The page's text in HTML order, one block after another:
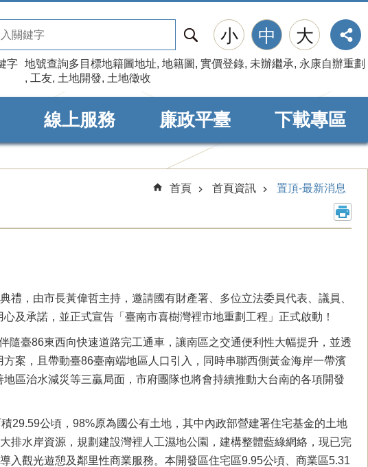
尋
字 地號查詢多目標地籍圖地址 地籍圖 實價登錄 未辦繼承 永康自辦重劃
工友 土地開發 土地徵收
小 中 大
線上服務 廉政平臺 下載專區
首頁
首頁資訊 置頂-最新消息
，由市長黃偉哲主持，邀請國有財產署、多位立法委員代表、議員、
及承諾，並正式宣告「臺南市喜樹灣裡市地重劃工程」正式啟動！
臺86東西向快速道路完工通車，讓南區之交通便利性大幅提升，並透
案，且帶動臺86臺南端地區人口引入，同時串聯西側黃金海岸一帶濱
區治水減災等三贏局面，市府團隊也將會持續推動大台南的各項開發
29.59公頃，98%原為國公有土地，其中內政部營建署住宅基金的土地
排水岸資源，規劃建設灣裡人工濕地公園，建構整體藍綠網絡，現已完
入觀光遊憩及鄰里性商業服務。本開發區住宅區9.95公頃、商業區5.31